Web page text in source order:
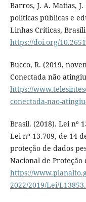
Barros, J. A. Matias,
políticas públicas e
Linhas Críticas,
https://doi.org/
Bucco, R. (2019,
Conectada não
https://
conectada-nao-
Brasil. (2018). Lei nº
Lei nº 13.709, de 14
proteção de dados
Nacional de Proteção
https://
2022/2019/Lei/